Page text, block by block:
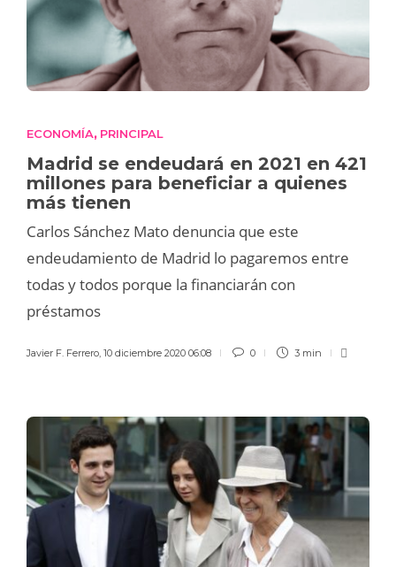
ECONOMÍA, PRINCIPAL
Madrid se endeudará en 2021 en 421
millones para beneficiar a quienes
más tienen
Carlos Sánchez Mato denuncia que este
endeudamiento de Madrid lo pagaremos entre
todas y todos porque la financiarán con
préstamos
Javier F. Ferrero, 10 diciembre 2020 06:08 0 3 min